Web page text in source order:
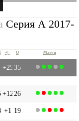
Серия А 2017-
+|- О Матчи
+2535
+12 26
+1 19